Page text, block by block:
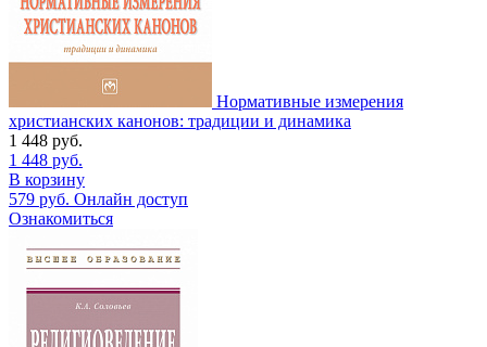
Нормативные измерения
христианских канонов: традиции и динамика
1 448 руб.
1 448 руб.
В корзину
579 руб. Онлайн доступ
Ознакомиться